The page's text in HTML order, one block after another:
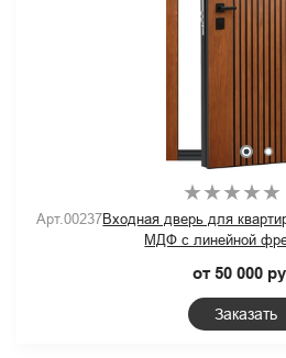
Арт.00237Входная дверь для
МДФ с линейной
от 50 000
Заказать